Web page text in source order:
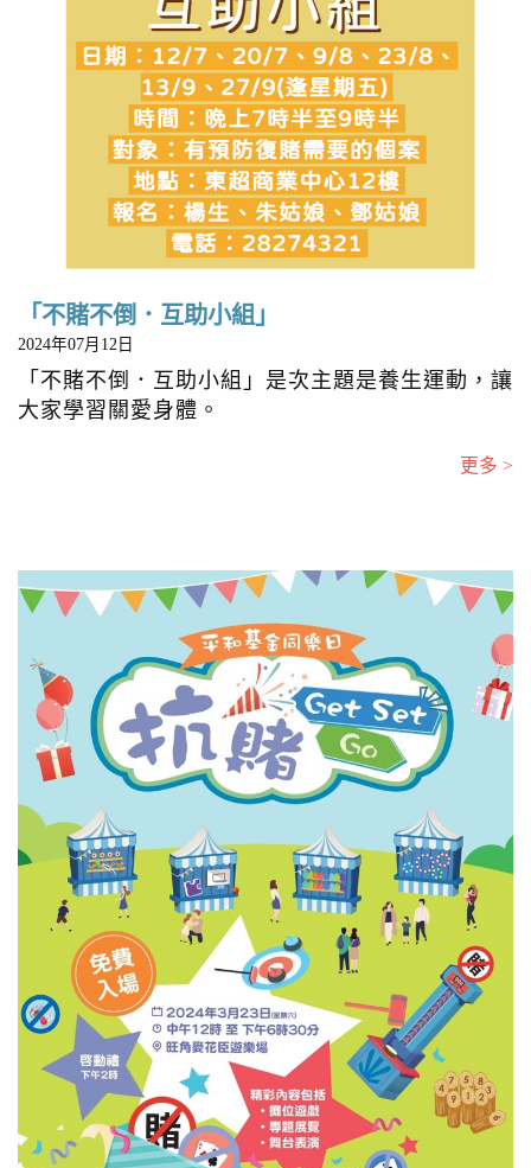
「不賭不倒．互助小組」
2024年07月12日
「不賭不倒．互助小組」是次主題是養生運動，讓
大家學習關愛身體。
更多 >